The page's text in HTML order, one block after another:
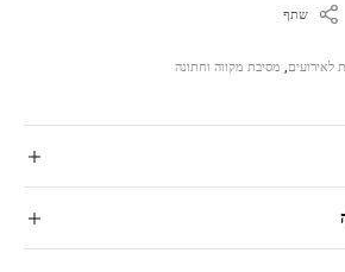
שתף
לאירועים, מסיבת מקווה וחתונה